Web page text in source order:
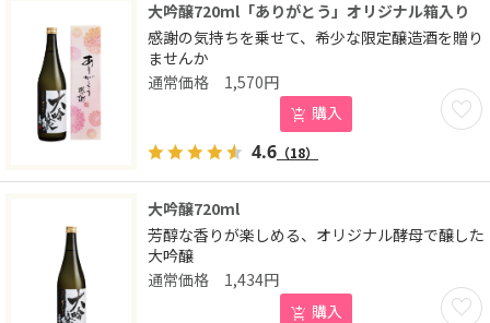
大吟醸720ml「ありがとう」オリジナル箱入り
感謝の気持ちを乗せて、希少な限定醸造酒を贈り
ませんか
お気
1,570円
購入
4.6 （18）
大吟醸720ml
芳醇な香りが楽しめる、オリジナル酵母で醸した
大吟醸
お気
1,434円
購入